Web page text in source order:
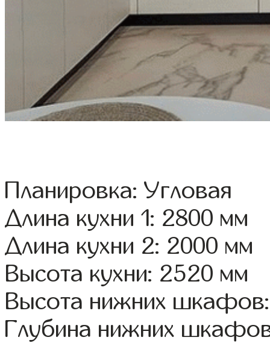
Планировка: Угловая
Длина кухни 1: 2800 мм
Длина кухни 2: 2000 мм
Высота кухни: 2520 мм
Высота нижних
Глубина нижних